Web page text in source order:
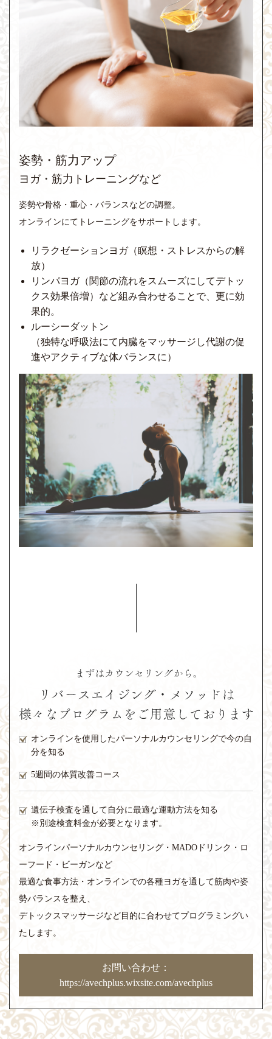
姿勢・筋力アップ
ヨガ・筋力トレーニングなど
姿勢や骨格・重心・バランスなどの調整。
オンラインにてトレーニングをサポートします。
リラクゼーションヨガ（瞑想・ストレスからの解
放）
リンパヨガ（関節の流れをスムーズにしてデトッ
クス効果倍増）など組み合わせることで、更に効
果的。
ルーシーダットン
（独特な呼吸法にて内臓をマッサージし代謝の促
進やアクティブな体バランスに）
オンラインを使用したパーソナルカウンセリングで今の自
分を知る
5週間の体質改善コース
遺伝子検査を通して自分に最適な運動方法を知る
※別途検査料金が必要となります。
オンラインパーソナルカウンセリング・MADOドリンク・ロ
ーフード・ビーガンなど
最適な食事方法・オンラインでの各種ヨガを通して筋肉や姿
勢バランスを整え、
デトックスマッサージなど目的に合わせてプログラミングい
たします。
お問い合わせ：
https://avechplus.wixsite.com/avechplus